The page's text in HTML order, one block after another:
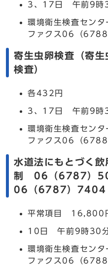
3、17日 午前9時
環境衛生検査セ
ファクス06（
寄生虫卵検査（寄生
検査）
各432円
3、17日 午前9時
環境衛生検査セ
ファクス06（
水道法にもとづく
制 06（6787）
06（6787）7404
平常項目 16,800
10日 午前9時30
環境衛生検査セ
ファクス06（